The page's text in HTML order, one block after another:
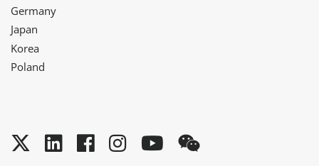
Germany
Japan
Korea
Poland
Twitter
LinkedInFacebook
Instagram
YouTube